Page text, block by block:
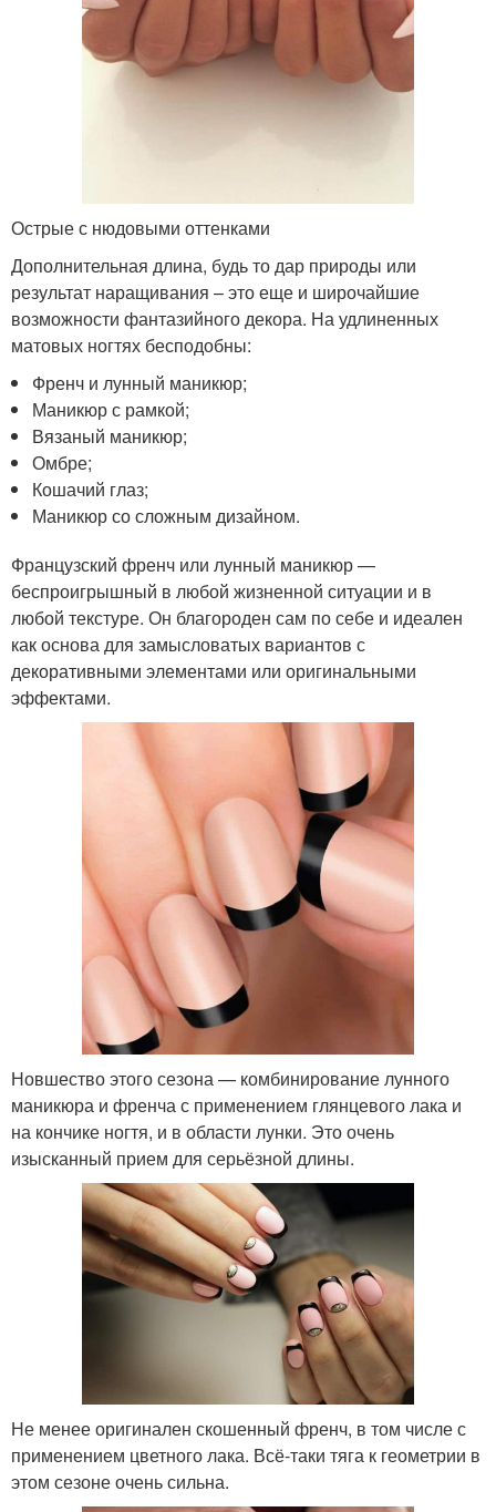
Острые с нюдовыми оттенками
Дополнительная длина, будь то дар природы или
результат наращивания – это еще и широчайшие
возможности фантазийного декора. На удлиненных
матовых ногтях бесподобны:
Френч и лунный маникюр;
Маникюр с рамкой;
Вязаный маникюр;
Омбре;
Кошачий глаз;
Маникюр со сложным дизайном.
Французский френч или лунный маникюр —
беспроигрышный в любой жизненной ситуации и в
любой текстуре. Он благороден сам по себе и идеален
как основа для замысловатых вариантов с
декоративными элементами или оригинальными
эффектами.
Новшество этого сезона — комбинирование лунного
маникюра и френча с применением глянцевого лака и
на кончике ногтя, и в области лунки. Это очень
изысканный прием для серьёзной длины.
Не менее оригинален скошенный френч, в том числе с
применением цветного лака. Всё-таки тяга к геометрии в
этом сезоне очень сильна.